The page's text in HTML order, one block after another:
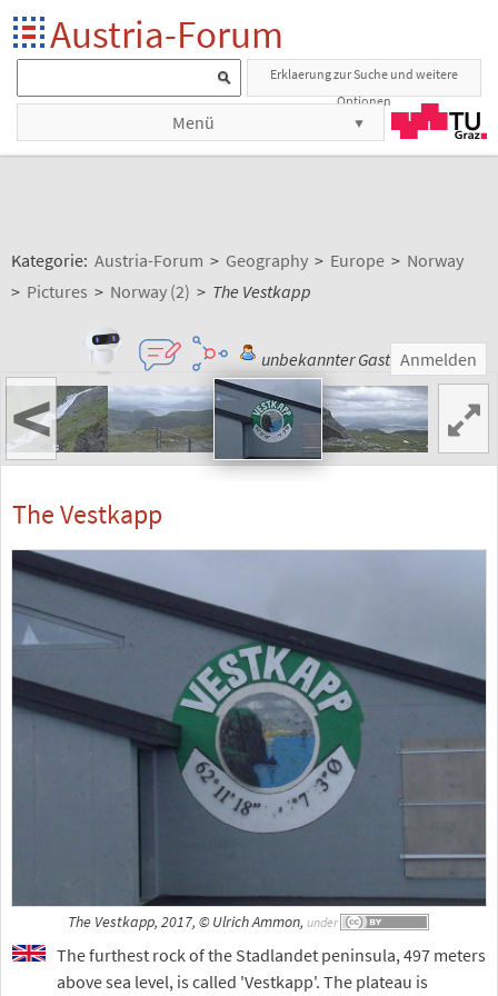
Austria-Forum
Erklaerung zur Suche und weitere
Optionen
Menü
Kategorie: Austria-Forum > Geography > Europe > Norway
> Pictures > Norway (2) > The Vestkapp
unbekannter Gast Anmelden
<
The Vestkapp
The Vestkapp, 2017, © Ulrich Ammon, under
The furthest rock of the Stadlandet peninsula, 497 meters
above sea level, is called 'Vestkapp'. The plateau is